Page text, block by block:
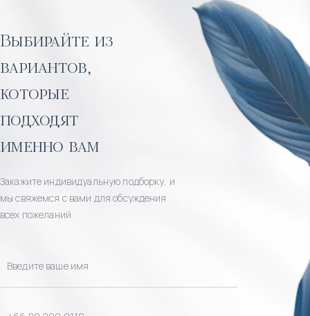
Выбирайте из
вариантов,
которые
подходят
именно вам
Закажите индивидуальную подборку, и
мы свяжемся с вами для обсуждения
всех пожеланий